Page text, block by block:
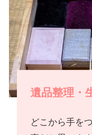
遺品整理・
どこから手を